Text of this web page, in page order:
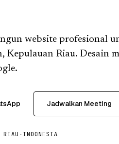
website profesional
Kepulauan Riau. Desain
Jadwalkan Meeting
RIAU · INDONESIA